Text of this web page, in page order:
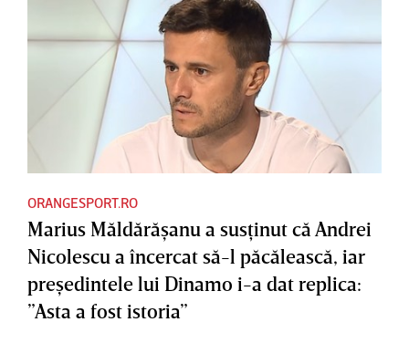
ORANGESPORT.RO
Marius Măldărăşanu a susţinut că Andrei
Nicolescu a încercat să-l păcălească, iar
preşedintele lui Dinamo i-a dat replica:
”Asta a fost istoria”